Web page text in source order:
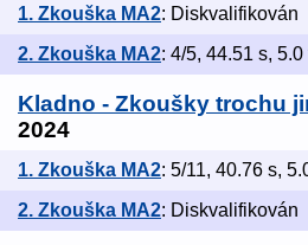
1. Zkouška MA2: Diskvalifikován
2. Zkouška MA2: 4/5, 44.51 s,
Kladno - Zkoušky trochu
2024
1. Zkouška MA2: 5/11, 40.76 s,
2. Zkouška MA2: Diskvalifikován